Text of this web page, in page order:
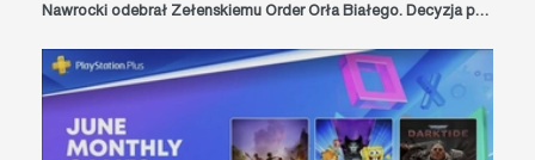
Nawrocki odebrał Zełenskiemu Order Orła Białego. Decyzja po sporze o Bohaterów UPA